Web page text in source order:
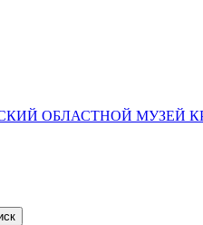
ОБЛАСТНОЙ МУЗЕЙ